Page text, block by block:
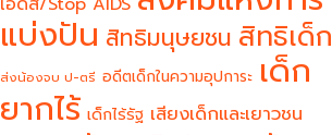
แบ่งปัน สิทธิมนุษยชน สิทธิเด็ก
ส่งน้องจบ ป-ตรี อดีตเด็กในความอุปการะ เด็ก
ยากไร้ เด็กไร้รัฐ เสียงเด็กและเยาวชน